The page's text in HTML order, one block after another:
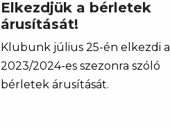
Elkezdjük a bérletek
árusítását!
Klubunk július 25-én elkezdi a
2023/2024-es szezonra szóló
bérletek árusítását.